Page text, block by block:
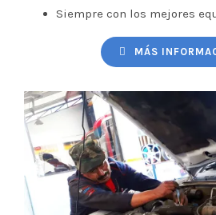
Siempre con los mejores
MÁS